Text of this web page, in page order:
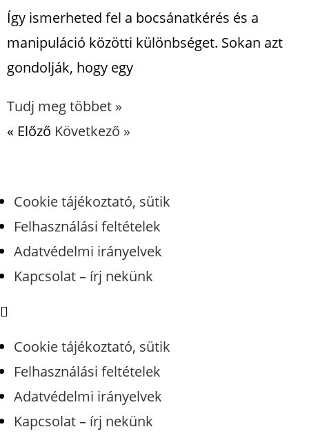
Így ismerheted fel a bocsánatkérés és a
manipuláció közötti különbséget. Sokan azt
gondolják, hogy egy
Tudj meg többet »
« Előző Következő »
Cookie tájékoztató, sütik
Felhasználási feltételek
Adatvédelmi irányelvek
Kapcsolat – írj nekünk
Cookie tájékoztató, sütik
Felhasználási feltételek
Adatvédelmi irányelvek
Kapcsolat – írj nekünk